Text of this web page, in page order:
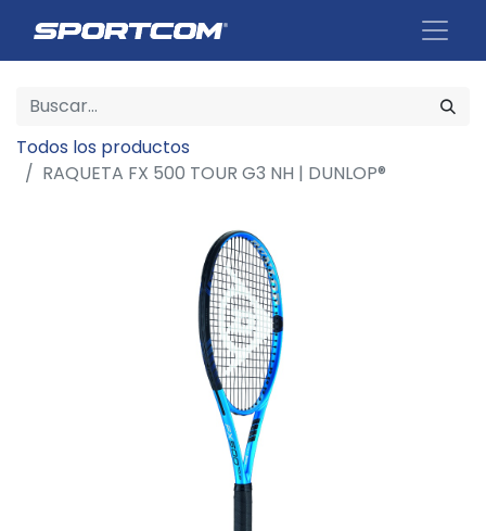
Todos los productos
RAQUETA FX 500 TOUR G3 NH | DUNLOP®